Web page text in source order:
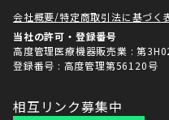
会社概要/特定商取引法に基づく
当社の許可・登録番号
高度管理医療機器販売業 : 第
登録番号 : 高度管理第56120号
相互リンク募集中